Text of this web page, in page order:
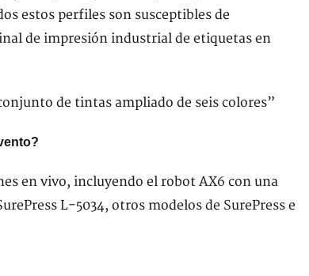
estos perfiles son susceptibles de
de impresión industrial de etiquetas en
en vivo, incluyendo el robot AX6 con una
L-5034, otros modelos de SurePress e